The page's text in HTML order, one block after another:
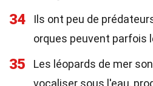
34
Ils ont peu de
orques peuvent parfois
35
Les léopards de mer
vocaliser sous l'eau,